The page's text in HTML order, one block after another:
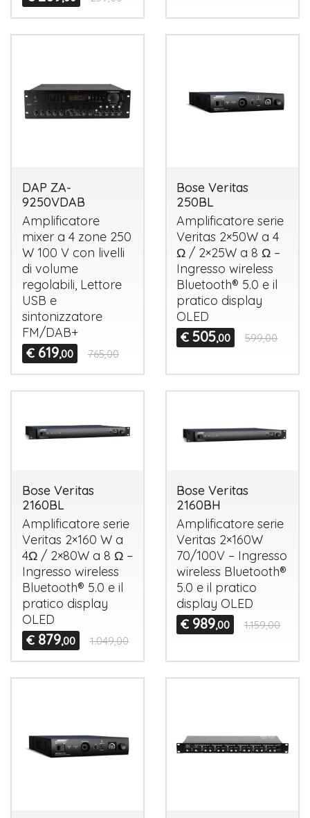
DAP ZA-
9250VDAB
Amplificatore
mixer a 4 zone 250
W 100 V con livelli
di volume
regolabili, Lettore
USB e
sintonizzatore
FM/DAB+
€ 619,00 765,00
Bose Veritas
250BL
Amplificatore serie
Veritas 2×50W a 4
Ω / 2×25W a 8 Ω –
Ingresso wireless
Bluetooth® 5.0 e il
pratico display
OLED
€ 505,00 599,00
Bose Veritas
2160BL
Amplificatore serie
Veritas 2×160 W a
4Ω / 2×80W a 8 Ω –
Ingresso wireless
Bluetooth® 5.0 e il
pratico display
OLED
€ 879,00 1.049,00
Bose Veritas
2160BH
Amplificatore serie
Veritas 2×160W
70/100V – Ingresso
wireless Bluetooth®
5.0 e il pratico
displayOLED
€ 989,00 1.159,00